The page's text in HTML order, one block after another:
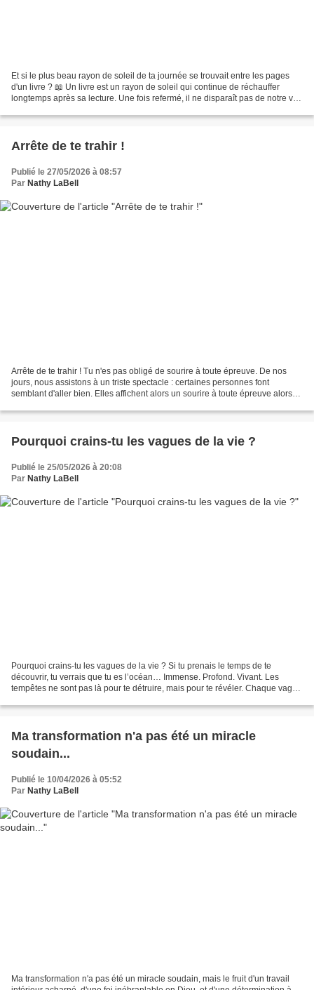
Et si le plus beau rayon de soleil de ta journée se trouvait entre les pages
d'un livre ? 📖 Un livre est un rayon de soleil qui continue de réchauffer
longtemps après sa lecture. Une fois refermé, il ne disparaît pas de notre vie.
Arrête de te trahir !
Publié le 27/05/2026 à 08:57
Par Nathy LaBell
Arrête de te trahir ! Tu n'es pas obligé de sourire à toute épreuve. De nos
jours, nous assistons à un triste spectacle : certaines personnes font
semblant d'aller bien. Elles affichent alors un sourire à toute épreuve alors
Pourquoi crains-tu les vagues de la vie ?
Publié le 25/05/2026 à 20:08
Par Nathy LaBell
Pourquoi crains-tu les vagues de la vie ? Si tu prenais le temps de te
découvrir, tu verrais que tu es l’océan… Immense. Profond. Vivant. Les
tempêtes ne sont pas là pour te détruire, mais pour te révéler. Chaque vague
Ma transformation n'a pas été un miracle
soudain...
Publié le 10/04/2026 à 05:52
Par Nathy LaBell
Ma transformation n'a pas été un miracle soudain, mais le fruit d'un travail